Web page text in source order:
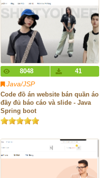
8048 41
Java/JSP
Code đồ án website bán quần áo
đầy đủ báo cáo và slide - Java
Spring boot